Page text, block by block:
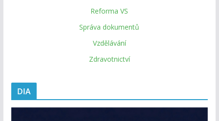
Reforma VS
Správa dokumentů
Vzdělávání
Zdravotnictví
DIA